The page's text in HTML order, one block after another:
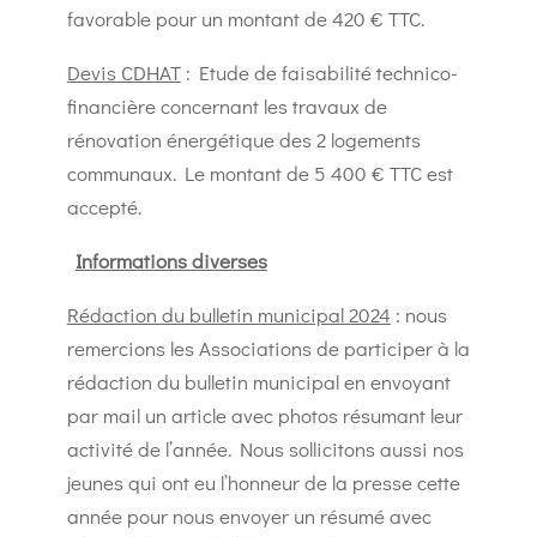
favorable pour un montant de 420 € TTC.
Devis CDHAT: Etude de faisabilité technico-
financière concernant les travaux de
rénovation énergétique des 2 logements
communaux. Le montant de 5 400 € TTC est
accepté.
Informations diverses
Rédaction du bulletin municipal 2024 : nous
remercions les Associations de participer à la
rédaction du bulletin municipal en envoyant
par mail un article avec photos résumant leur
activité de l’année. Nous sollicitons aussi nos
jeunes qui ont eu l’honneur de la presse cette
année pour nous envoyer un résumé avec